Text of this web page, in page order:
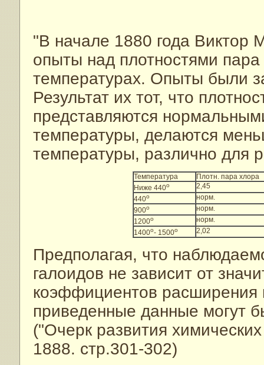
"В начале 1880 года Виктор
опыты над плотностями
температурах. Опыты были
Результат их тот, что
представляются
температуры, делаются
температуры, различно для
Температура
Плотн. пара хлора
Ниже 440о
2,45
440о
норм.
900о
норм.
1200о
норм.
1400о- 1500о 2,02
Предполагая, что
галоидов не зависит от
коэффициентов расширения
приведенные данные могут
("Очерк развития
1888. стр.301-302)